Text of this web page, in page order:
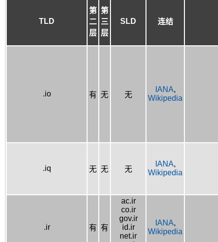
TLD
第
二
层
第
三
层
SLD 连结
.io 有 无 无
IANA,
Wikipedia
.iq 无 无 无
IANA,
Wikipedia
.ir 有 有
ac.ir
co.ir
gov.ir
id.ir
net.ir
IANA,
Wikipedia